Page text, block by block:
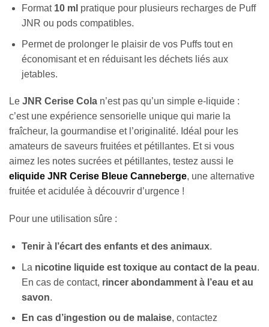
Format 10 ml pratique pour plusieurs recharges de Puff
JNR ou pods compatibles.
Permet de prolonger le plaisir de vos Puffs tout en
économisant et en réduisant les déchets liés aux
jetables.
Le JNR Cerise Cola n’est pas qu’un simple e-liquide :
c’est une expérience sensorielle unique qui marie la
fraîcheur, la gourmandise et l’originalité. Idéal pour les
amateurs de saveurs fruitées et pétillantes. Et si vous
aimez les notes sucrées et pétillantes, testez aussi le
eliquide JNR Cerise Bleue Canneberge, une alternative
fruitée et acidulée à découvrir d’urgence !
Pour une utilisation sûre :
Tenir à l’écart des enfants et des animaux.
La nicotine liquide est toxique au contact de la peau.
En cas de contact, rincer abondamment à l’eau et au
savon.
En cas d’ingestion ou de malaise, contactez